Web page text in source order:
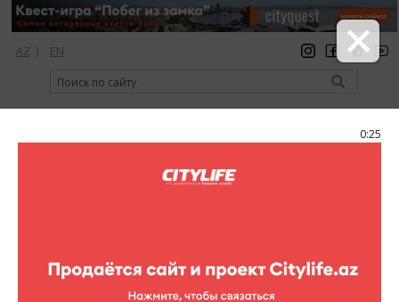
0:25
AZ | EN
регистрация вход Citylife Magazine
Girls Run The World